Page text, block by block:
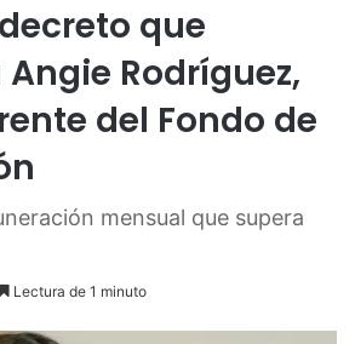
que
Rodríguez,
del Fondo de
mensual que supera
Lectura de 1 minuto